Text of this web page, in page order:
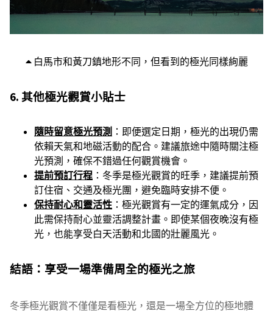
白馬市和黃刀鎮地形不同，但看到的極光同樣絢麗
6. 其他極光觀賞小貼士
隨時留意極光預測 ：即便選定日期，極光的出現仍需
依賴天氣和地磁活動的配合。建議旅途中隨時關注極
光預測，確保不錯過任何觀賞機會。
提前預訂行程 ：冬季是極光觀賞的旺季，建議提前預
訂住宿、交通及極光團，避免臨時安排不便。
保持耐心和靈活性 ：極光觀賞有一定的運氣成分，因
此需保持耐心並靈活調整計畫。即使某個夜晚沒有極
光，也能享受白天活動和北國的壯麗風光。
結語：享受一場準備周全的極光之旅
冬季極光觀賞不僅僅是看極光，還是一場全方位的極地體